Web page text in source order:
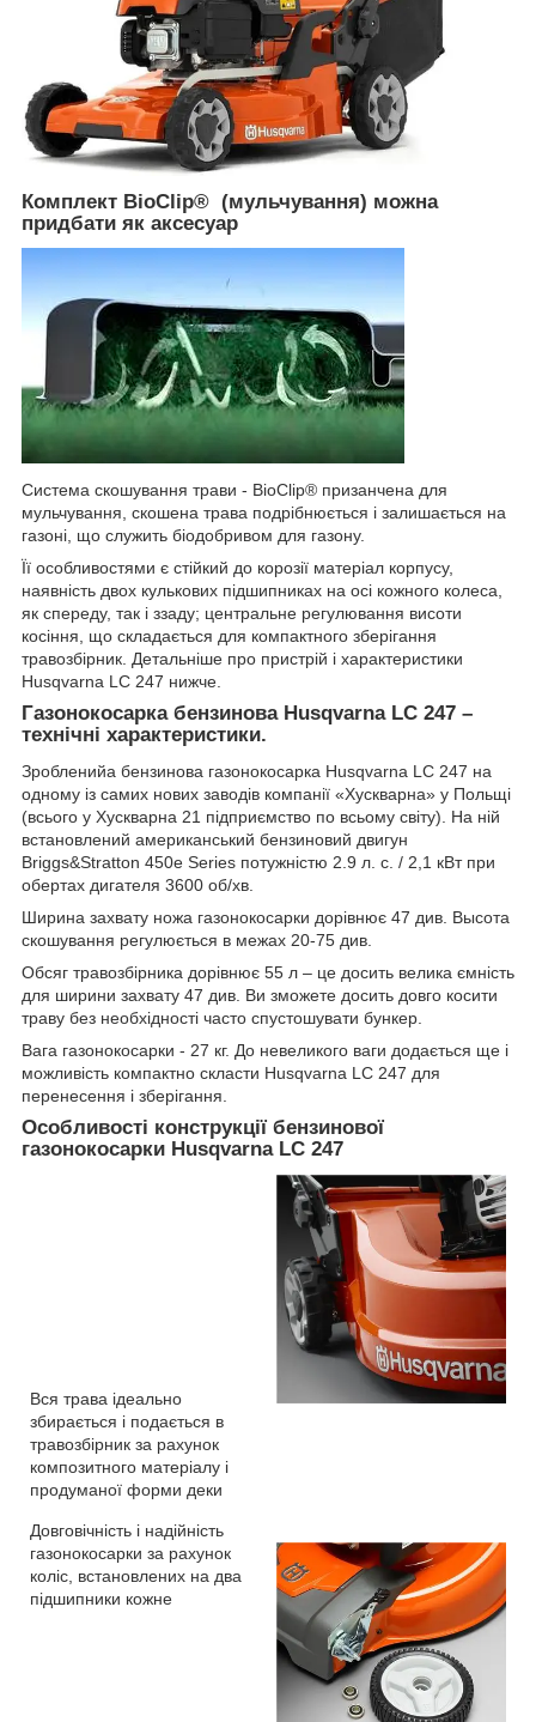
Комплект BioClip® (мульчування) можна
придбати як аксесуар
Система скошування трави - BioClip® призанчена для
мульчування, скошена трава подрібнюється і залишається на
газоні, що служить біодобривом для газону.
Її особливостями є стійкий до корозії матеріал корпусу,
наявність двох кулькових підшипниках на осі кожного колеса,
як спереду, так і ззаду; центральне регулювання висоти
косіння, що складається для компактного зберігання
травозбірник. Детальніше про пристрій і характеристики
Husqvarna LC 247 нижче.
Газонокосарка бензинова Husqvarna LC 247 –
технічні характеристики.
Зробленийа бензинова газонокосарка Husqvarna LC 247 на
одному із самих нових заводів компанії «Хускварна» у Польщі
(всього у Хускварна 21 підприємство по всьому світу). На ній
встановлений американський бензиновий двигун
Briggs&Stratton 450e Series потужністю 2.9 л. с. / 2,1 кВт при
обертах дигателя 3600 об/хв.
Ширина захвату ножа газонокосарки дорівнює 47 див. Высота
скошування регулюється в межах 20-75 див.
Обсяг травозбірника дорівнює 55 л – це досить велика ємність
для ширини захвату 47 див. Ви зможете досить довго косити
траву без необхідності часто спустошувати бункер.
Вага газонокосарки - 27 кг. До невеликого ваги додається ще і
можливість компактно скласти Husqvarna LC 247 для
перенесення і зберігання.
Особливості конструкції бензинової
газонокосарки Husqvarna LC 247
Вся трава ідеально
збирається і подається в
травозбірник за рахунок
композитного матеріалу і
продуманої форми деки
Довговічність і надійність
газонокосарки за рахунок
коліс, встановлених на два
підшипники кожне